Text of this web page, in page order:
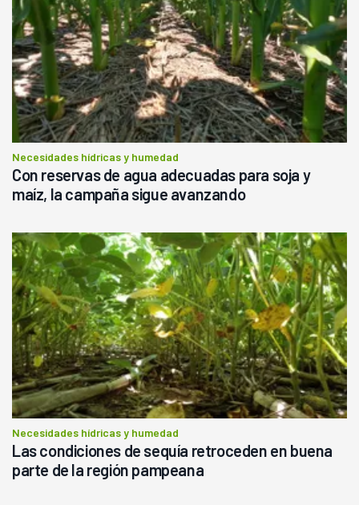
Necesidades hídricas y humedad
Con reservas de agua adecuadas para soja y
maíz, la campaña sigue avanzando
Necesidades hídricas y humedad
Las condiciones de sequía retroceden en buena
parte de la región pampeana